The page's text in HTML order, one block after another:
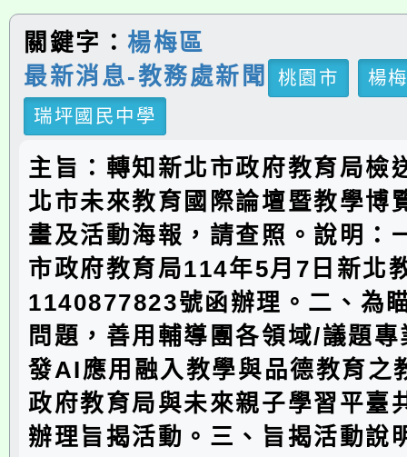
關鍵字： 楊梅區
最新消息-教務處新聞
桃園市
楊
瑞坪國民中學
主旨：轉知新北市政府教育局檢
北市未來教育國際論壇暨教學博
畫及活動海報，請查照。說明：
市政府教育局114年5月7日新北
1140877823號函辦理。二、為
問題，善用輔導團各領域/議題
發AI應用融入教學與品德教育之
政府教育局與未來親子學習平臺
辦理旨揭活動。三、旨揭活動說